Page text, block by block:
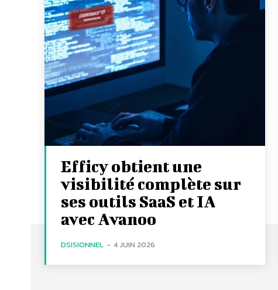
Efficy obtient une
visibilité complète sur
ses outils SaaS et IA
avec Avanoo
DSISIONNEL - 4 JUIN 2026